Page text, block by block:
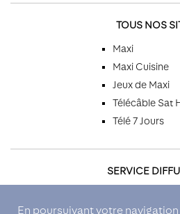
En poursuivant votre
TOUS NOS
Maxi
Maxi Cuisine
Jeux de Maxi
Télécâble Sat
Télé 7 Jours
SERVICE